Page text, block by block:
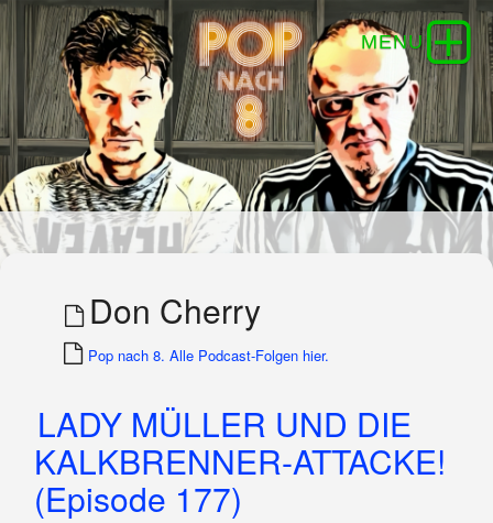
Don Cherry
Pop nach 8. Alle Podcast-Folgen hier.
LADY MÜLLER UND DIE
KALKBRENNER-ATTACKE!
(Episode 177)